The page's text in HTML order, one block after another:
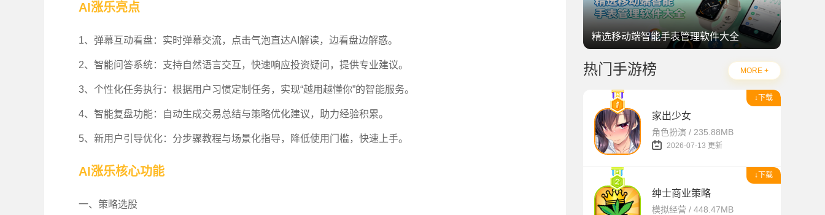
AI涨乐亮点
1、弹幕互动看盘：实时弹幕交流，点击气泡直达AI解读，边看盘边解惑。
2、智能问答系统：支持自然语言交互，快速响应投资疑问，提供专业建议。
3、个性化任务执行：根据用户习惯定制任务，实现“越用越懂你”的智能服务。
4、智能复盘功能：自动生成交易总结与策略优化建议，助力经验积累。
5、新用户引导优化：分步骤教程与场景化指导，降低使用门槛，快速上手。
AI涨乐核心功能
一、策略选股
精选移动端智能手表管理软件大全
热门手游榜 MORE +
↓下载
家出少女
角色扮演 / 235.88MB
2026-07-13 更新
↓下载
绅士商业策略
模拟经营 / 448.47MB